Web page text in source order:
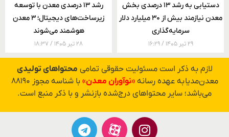
دستیابی به رشد ۱۳ درصدی بخش
معدن نیازمند بیش از ۳۰ میلیارد دلار
سرمایه‌گذاری
۲۹ تیر ۱۴۰۵ ۱۶:۲۹
رشد ۱۳ درصدی معدن با توسعه
زیرساخت‌های دیجیتال؛ ۳ معدن
هوشمند می‌شوند
۲۸ تیر ۱۴۰۵
لازم به ذکر است مسئولیت حقوقی تمامی محتواهای تولیدی
معدن‌مدیا به عهده رسانه«نوآوران معدن»
با شناسه مجوز ۸۸۱۹۰
می‌باشد؛ سایر محتواهای درج‌شده بازنشر و با ذکر منبع است.